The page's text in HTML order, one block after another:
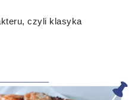
czyli klasyka